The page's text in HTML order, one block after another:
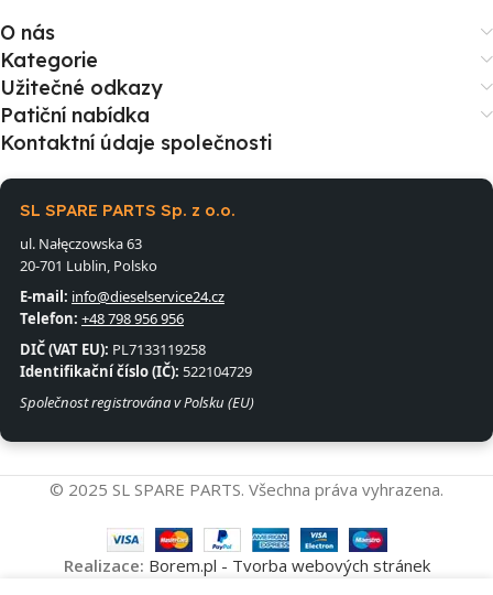
O nás
Kategorie
Užitečné odkazy
Patiční nabídka
Kontaktní údaje společnosti
SL SPARE PARTS Sp. z o.o.
ul. Nałęczowska 63
20-701 Lublin, Polsko
E-mail: info@dieselservice24.cz
Telefon: +48 798 956 956
DIČ (VAT EU): PL7133119258
Identifikační číslo (IČ): 522104729
Společnost registrována v Polsku (EU)
© 2025 SL SPARE PARTS. Všechna práva vyhrazena.
Realizace: Borem.pl - Tvorba webových stránek